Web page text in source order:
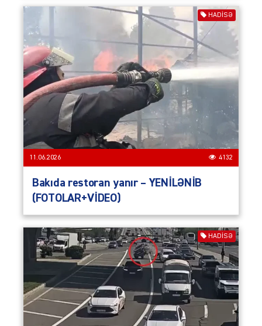
HADISƏ
11.06.2026 4132
Bakıda restoran yanır – YENİLƏNİB
(FOTOLAR+VİDEO)
HADISƏ